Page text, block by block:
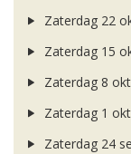
Zaterdag 22
Zaterdag 15
Zaterdag 8
Zaterdag 1
Zaterdag 24